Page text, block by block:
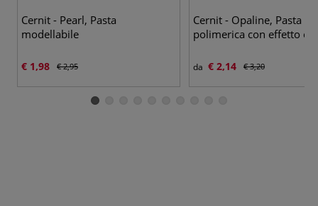
Cernit - Pearl, Pasta
modellabile
€ 1,98 € 2,95
Cernit - Opaline, Pasta
polimerica con effetto
da € 2,14 € 3,20